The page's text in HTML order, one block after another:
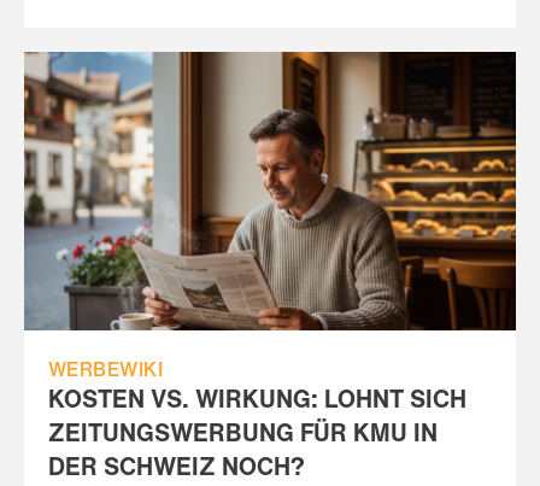
WERBEWIKI
KOSTEN VS. WIRKUNG: LOHNT SICH
ZEITUNGSWERBUNG FÜR KMU IN
DER SCHWEIZ NOCH?